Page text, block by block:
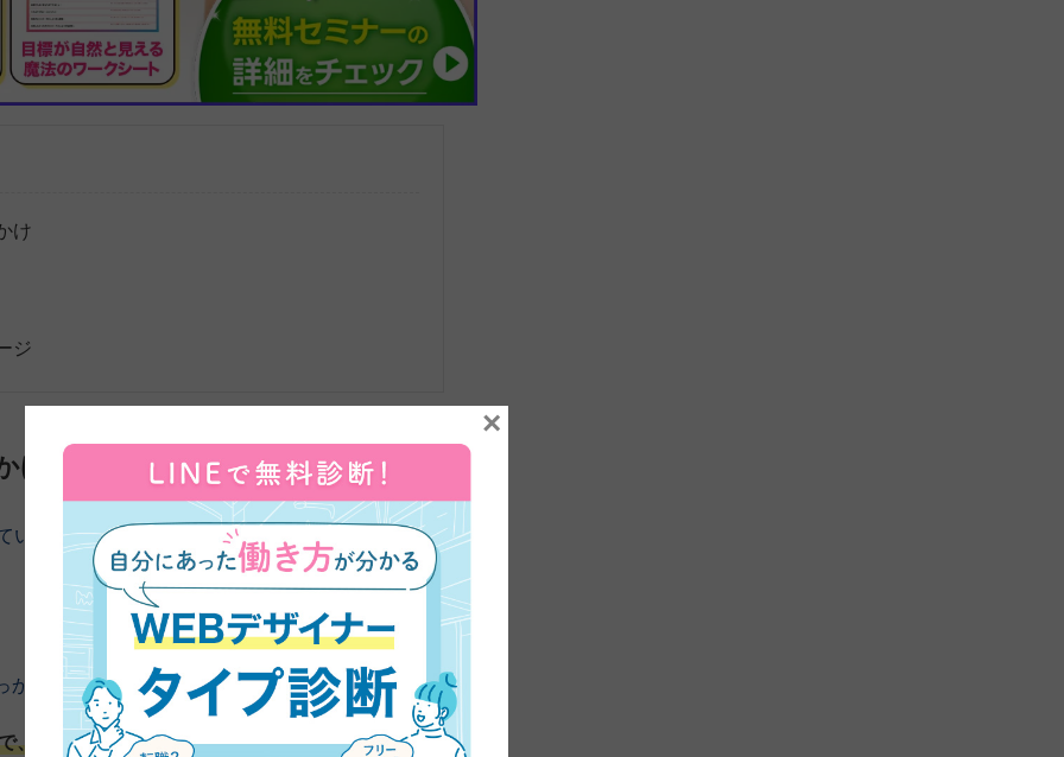
け
ジ
け
ただきました。よろしくお願いします。 まずは、45
けについてお伺いしてもいいですか？
駆け込みで申し込み、ぎりぎり10月に間に合った感
×